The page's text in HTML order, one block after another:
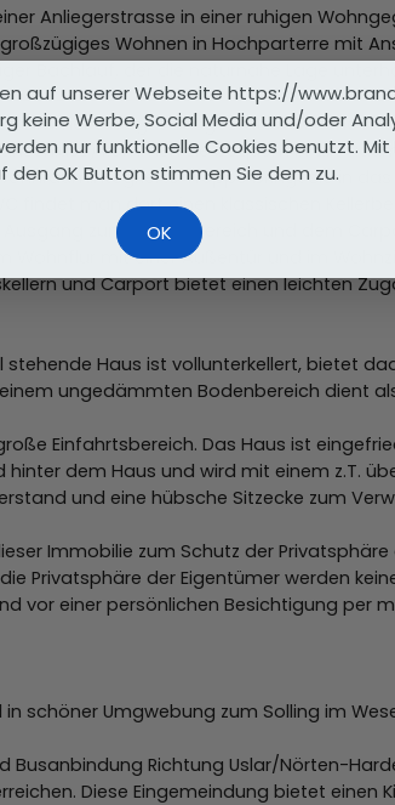
Anliegerstrasse in einer ruhigen
Wohnen in Hochparterre mit
Bachlauf, der die naturnahe Lage
eine gut ausgestattete Küche
kommen sie bequem in alle
Treppe bringt sie in
findet man dort einen klassischen
zum Gartenbereich und dem
Wohnflur mit einer Außentür und im
und Carport bietet einen leichten
stehende Haus ist vollunterkellert, bietet
ungedämmten Bodenbereich dient
Einfahrtsbereich. Das Haus ist
dem Haus und wird mit einem z.T.
und eine hübsche Sitzecke zum
Immobilie zum Schutz der
Privatsphäre der Eigentümer werden
vor einer persönlichen Besichtigung per
schöner Umgwebung zum Solling im
Richtung Uslar/Nörten-
Diese Eingemeindung bietet einen
auf unserer Webseite https://
keine Werbe, Social Media und/oder
nur funktionelle Cookies benutzt. Mit
den OK Button stimmen Sie dem zu.
OK